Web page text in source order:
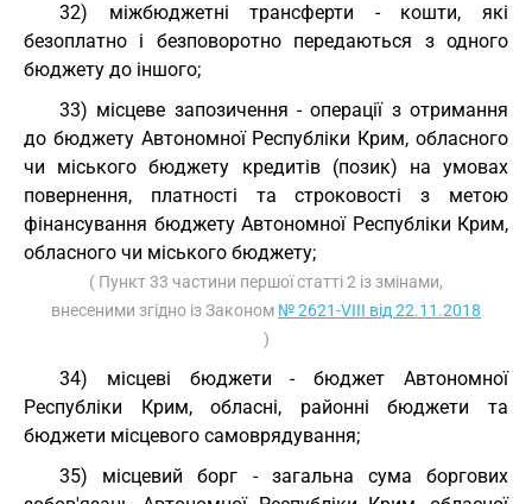
32) міжбюджетні трансферти - кошти, які
безоплатно і безповоротно передаються з одного
бюджету до іншого;
33) місцеве запозичення - операції з отримання
до бюджету Автономної Республіки Крим, обласного
чи міського бюджету кредитів (позик) на умовах
повернення, платності та строковості з метою
фінансування бюджету Автономної Республіки Крим,
обласного чи міського бюджету;
( Пункт 33 частини першої статті 2 із змінами,
внесеними згідно із Законом № 2621-VIII від 22.11.2018
)
34) місцеві бюджети - бюджет Автономної
Республіки Крим, обласні, районні бюджети та
бюджети місцевого самоврядування;
35) місцевий борг - загальна сума боргових